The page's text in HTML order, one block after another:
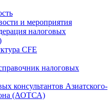
и мероприятия
налоговых
CFE
налоговых
консультантов Азиатского-
(АОТСА)